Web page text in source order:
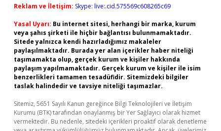
Reklam ve İletişim: Skype: live:.cid.575569c608265c69
Yasal Uyarı: Bu internet sitesi, herhangi bir marka, kurum
veya şahıs şirketi ile hiçbir bağlantısı bulunmamaktadır.
Sitede yalnızca kendi hazırladığımız makaleler
paylaşılmaktadır. Burada yer alan içerikler haber niteliği
taşımamakta olup, gerçek kurum ve kişiler hakkında
paylaşım yapılmamaktadır. Gerçek kurum ve kişiler ile isim
benzerlikleri tamamen tesadüfidir. Sitemizdeki bilgiler
taslak halindedir ve tavsiye niteliği taşımazlar.
Sitemiz, 5651 Sayılı Kanun gereğince Bilgi Teknolojileri ve İletişim
Kurumu (BTK) tarafından onaylanmış bir Yer Sağlayıcı olarak hizmet
vermektedir. Bu nedenle, sitedeki içerikleri proaktif olarak denetleme